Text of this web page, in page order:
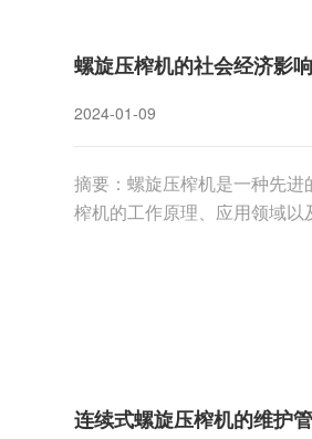
螺旋压榨机的社会经济影响
2024-01-09
摘要：螺旋压榨机是一种先
榨机的工作原理、应用领域
连续式螺旋压榨机的维护